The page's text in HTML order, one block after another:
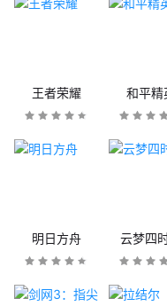
王者荣耀 和平精
明日方舟 云梦四